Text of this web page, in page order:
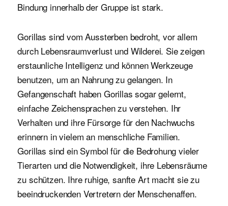
Bindung innerhalb der Gruppe ist stark.
Gorillas sind vom Aussterben bedroht, vor allem
durch Lebensraumverlust und Wilderei. Sie zeigen
erstaunliche Intelligenz und können Werkzeuge
benutzen, um an Nahrung zu gelangen. In
Gefangenschaft haben Gorillas sogar gelernt,
einfache Zeichensprachen zu verstehen. Ihr
Verhalten und ihre Fürsorge für den Nachwuchs
erinnern in vielem an menschliche Familien.
Gorillas sind ein Symbol für die Bedrohung vieler
Tierarten und die Notwendigkeit, ihre Lebensräume
zu schützen. Ihre ruhige, sanfte Art macht sie zu
beeindruckenden Vertretern der Menschenaffen.